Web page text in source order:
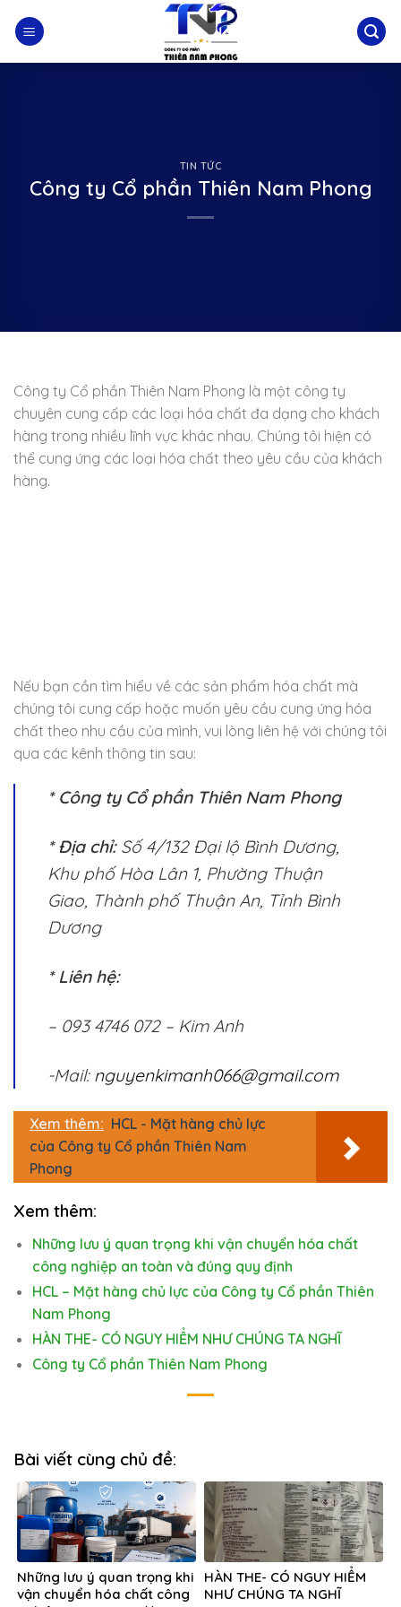
TIN TỨC
Công ty Cổ phần Thiên Nam Phong
Công ty Cổ phần Thiên Nam Phong là một công ty
chuyên cung cấp các loại hóa chất đa dạng cho khách
hàng trong nhiều lĩnh vực khác nhau. Chúng tôi hiện có
thể cung ứng các loại hóa chất theo yêu cầu của khách
hàng.
Nếu bạn cần tìm hiểu về các sản phẩm hóa chất mà
chúng tôi cung cấp hoặc muốn yêu cầu cung ứng hóa
chất theo nhu cầu của mình, vui lòng liên hệ với chúng tôi
qua các kênh thông tin sau:
* Công ty Cổ phần Thiên Nam Phong
* Địa chỉ:Số 4/132 Đại lộ Bình Dương,
Khu phố Hòa Lân 1, Phường Thuận
Giao, Thành phố Thuận An, Tỉnh Bình
Dương
* Liên hệ:
– 093 4746 072 – Kim Anh
-Mail: nguyenkimanh066@gmail.com
Xem thêm: HCL - Mặt hàng chủ lực
của Công ty Cổ phần Thiên Nam
Phong
Xem thêm:
Những lưu ý quan trọng khi vận chuyển hóa chất
công nghiệp an toàn và đúng quy định
HCL – Mặt hàng chủ lực của Công ty Cổ phần Thiên
Nam Phong
HÀN THE- CÓ NGUY HIỂM NHƯ CHÚNG TA NGHĨ
Công ty Cổ phần Thiên Nam Phong
Bài viết cùng chủ đề:
Những lưu ý quan trọng khi
vận chuyển hóa chất công
HÀN THE- CÓ NGUY HIỂM
NHƯ CHÚNG TA NGHĨ